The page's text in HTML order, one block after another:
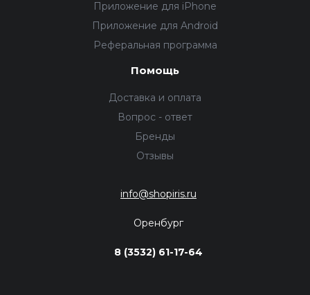
Приложение для iPhone
Приложение для Android
Реферальная программа
Помощь
Доставка и оплата
Вопрос - ответ
Бренды
Отзывы
info@shopiris.ru
Оренбург
8 (3532) 61-17-64